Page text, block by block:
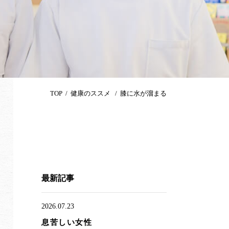
TOP 健康のススメ 膝に水が溜まる
最新記事
2026.07.23
息苦しい女性